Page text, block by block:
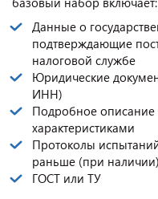
Данные о
подтверждающие
налоговой службе
Юридические
ИНН)
Подробное
характеристиками
Протоколы
раньше (при наличии)
ГОСТ или ТУ